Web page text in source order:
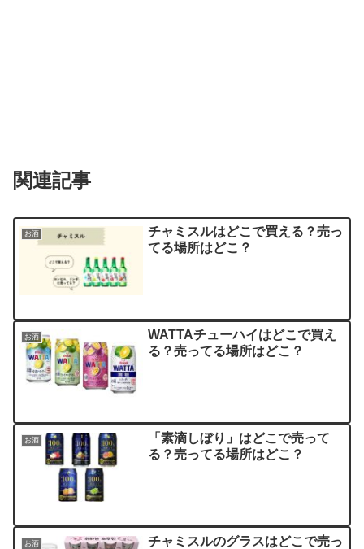
関連記事
お酒
チャミスルはどこで買える？売っ
てる場所はどこ？
お酒
WATTAチューハイはどこで買え
る？売ってる場所はどこ？
お酒
「素滴しぼり」はどこで売って
る？売ってる場所はどこ？
お酒
チャミスルのグラスはどこで売っ